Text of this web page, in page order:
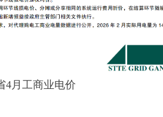
4月工商业电价